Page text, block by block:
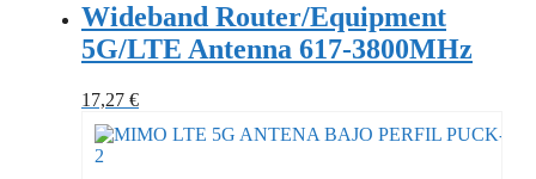
Wideband Router/Equipment
5G/LTE Antenna 617-3800MHz
17,27 €